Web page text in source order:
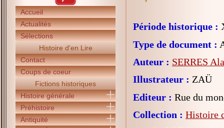
Accueil
Actualités
Sélections
Histoire d'en Lire
Contact
Coups de coeur
Fictions historiques
Histoire générale
Préhistoire
Antiquité
Période historique :
Type de document :
Auteur : SERRES
Illustrateur : ZAÜ
Editeur : Rue du
Collection : Histoire